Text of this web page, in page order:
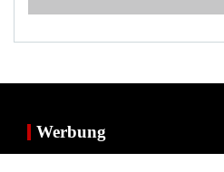
Werbung